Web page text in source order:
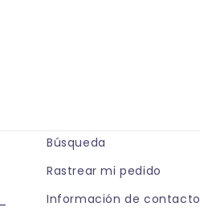
Búsqueda
Rastrear mi pedido
Información de contacto